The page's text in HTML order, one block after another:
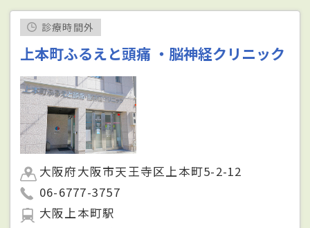
診療時間外
上本町ふるえと頭痛 ・脳神経クリニック
大阪府大阪市天王寺区上本町5-2-12
06-6777-3757
大阪上本町駅